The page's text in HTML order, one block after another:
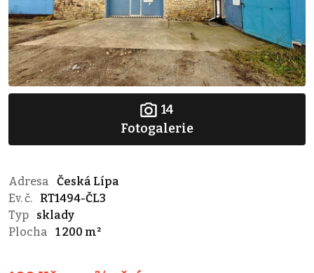
14
Fotogalerie
Adresa
Česká Lípa
Ev. č.
RT1494-ČL3
Typ
sklady
Plocha
1 200 m²